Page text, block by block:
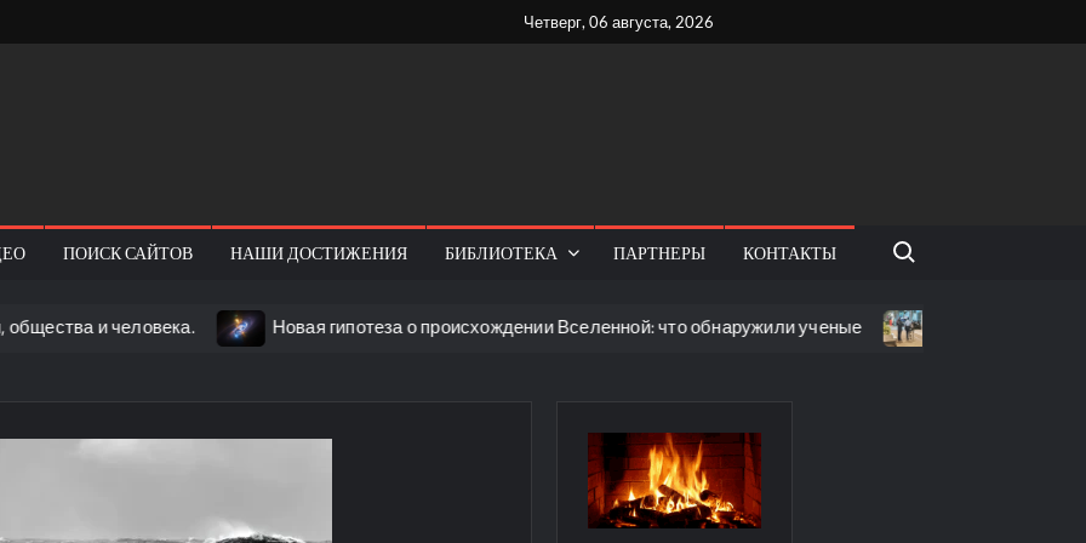
Четверг, 06 августа, 2026
ПОИСК САЙТОВ НАШИ ДОСТИЖЕНИЯ БИБЛИОТЕКА ПАРТНЕРЫ КОНТАКТЫ
Поиск:
и человека. Новая гипотеза о происхождении Вселенной: что обнаружили ученые Робот напугал